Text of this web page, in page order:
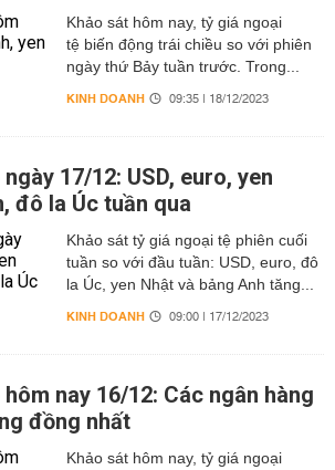
Khảo sát hôm nay, tỷ giá ngoại
tệ biến động trái chiều so với phiên
ngày thứ Bảy tuần trước. Trong...
KINH DOANH 09:35 | 18/12/2023
17/12: USD, euro, yen
đô la Úc tuần qua
Khảo sát tỷ giá ngoại tệ phiên cuối
tuần so với đầu tuần: USD, euro, đô
la Úc, yen Nhật và bảng Anh tăng...
KINH DOANH 09:00 | 17/12/2023
nay 16/12: Các ngân hàng
đồng nhất
Khảo sát hôm nay, tỷ giá ngoại